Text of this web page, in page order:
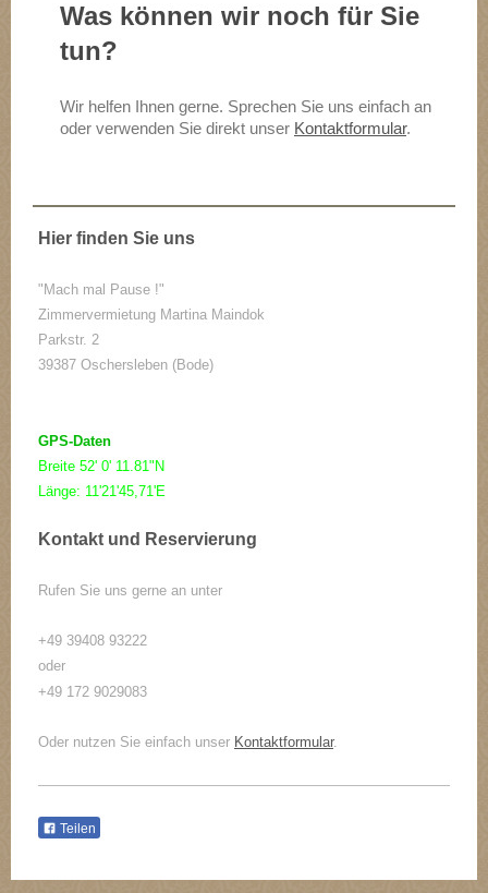
Was können wir noch für Sie
tun?
Wir helfen Ihnen gerne. Sprechen Sie uns einfach an
oder verwenden Sie direkt unser Kontaktformular.
Hier finden Sie uns
"Mach mal Pause !"
Zimmervermietung Martina Maindok
Parkstr. 2
39387 Oschersleben (Bode)
GPS-Daten
Breite 52' 0' 11.81"N
Länge: 11'21'45,71'E
Kontakt und Reservierung
Rufen Sie uns gerne an unter
+49 39408 93222
oder
+49 172 9029083
Oder nutzen Sie einfach unser Kontaktformular.
Teilen